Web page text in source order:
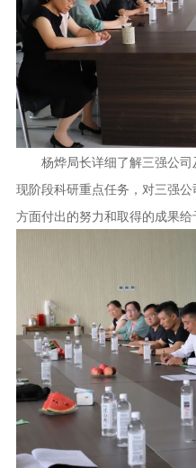
杨烨局长详细了解三强公司
现阶段科研重点任务，对三强
方面付出的努力和取得的成果给